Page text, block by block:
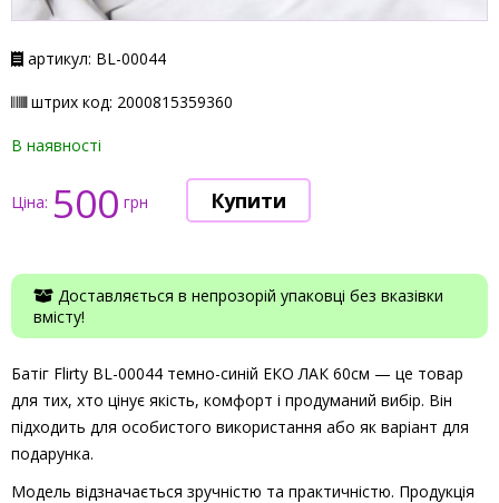
артикул: BL-00044
штрих код: 2000815359360
В наявності
Ціна: 500 грн
Доставляється в непрозорій упаковці без вказівки
вмісту!
Батіг Flirty BL-00044 темно-синій ЕКО ЛАК 60см — це товар
для тих, хто цінує якість, комфорт і продуманий вибір. Він
підходить для особистого використання або як варіант для
подарунка.
Модель відзначається зручністю та практичністю. Продукція